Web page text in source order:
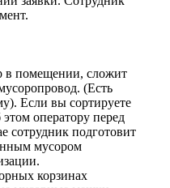
в помещении, сложит
(Есть
Если вы сортируете
оператору перед
сотрудник подготовит
мусором
корзинах